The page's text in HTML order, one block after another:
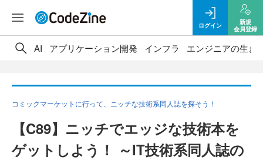
ログイン
新規
会員登録
AI アプリケーション開発 インフラ エンジニアの生き
コミックマーケットに行って、ニッチな技術系同人誌を探そう！
【C89】ニッチでエッジな技術本を
ゲットしよう！ ～IT技術系同人誌の